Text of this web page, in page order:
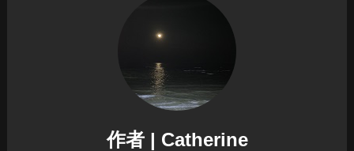
作者 | Catherine